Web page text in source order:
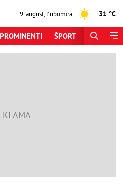
9. august,Ľubomíra 31 °C
PROMINENTI ŠPORT